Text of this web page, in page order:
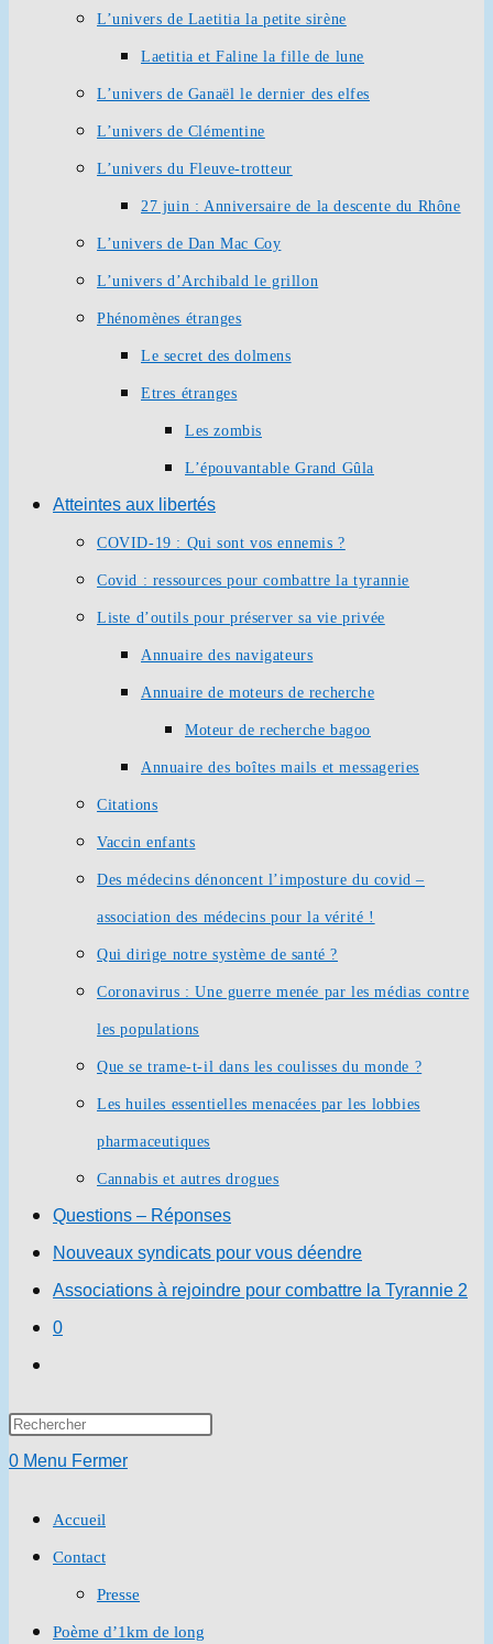
L’univers de Laetitia la petite sirène
Laetitia et Faline la fille de lune
L’univers de Ganaël le dernier des elfes
L’univers de Clémentine
L’univers du Fleuve-trotteur
27 juin : Anniversaire de la descente du Rhône
L’univers de Dan Mac Coy
L’univers d’Archibald le grillon
Phénomènes étranges
Le secret des dolmens
Etres étranges
Les zombis
L’épouvantable Grand Gûla
Atteintes aux libertés
COVID-19 : Qui sont vos ennemis ?
Covid : ressources pour combattre la tyrannie
Liste d’outils pour préserver sa vie privée
Annuaire des navigateurs
Annuaire de moteurs de recherche
Moteur de recherche bagoo
Annuaire des boîtes mails et messageries
Citations
Vaccin enfants
Des médecins dénoncent l’imposture du covid –
association des médecins pour la vérité !
Qui dirige notre système de santé ?
Coronavirus : Une guerre menée par les médias contre
les populations
Que se trame-t-il dans les coulisses du monde ?
Les huiles essentielles menacées par les lobbies
pharmaceutiques
Cannabis et autres drogues
Questions – Réponses
Nouveaux syndicats pour vous déendre
Associations à rejoindre pour combattre la Tyrannie 2
0
search
Press
0 Menu Fermer
Accueil
Contact
Presse
Poème d’1km de long